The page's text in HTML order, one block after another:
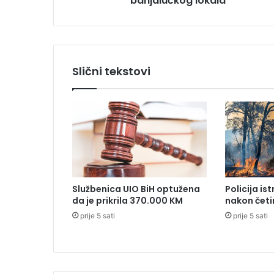
N
s
a
p
t
a
j
i
a
Slični tekstovi
Službenica UIO BiH optužena
da je prikrila 370.000 KM
prije 5 sati
Policija
nakon
prije 5 sati